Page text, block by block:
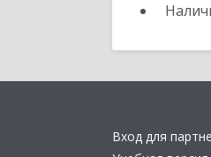
Вход для